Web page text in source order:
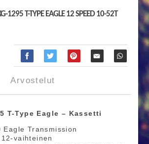
1295 T-TYPE EAGLE 12 SPEED 10-52T
Arvostelut
T-Type Eagle – Kassetti
Eagle Transmission
vaihteinen